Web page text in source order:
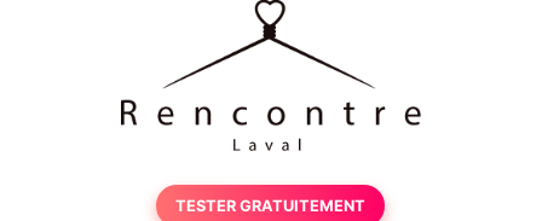
TESTER GRATUITEMENT